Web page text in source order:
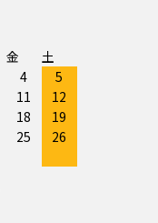
金
土
4
5
11
12
18
19
25
26